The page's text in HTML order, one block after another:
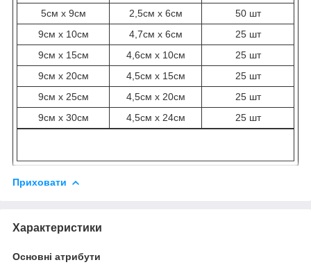
5см х 9см
2,5см х 6см
50 шт
9см х 10см
4,7см х 6см
25 шт
9см х 15см
4,6см х 10см
25 шт
9см х 20см
4,5см х 15см
25 шт
9см х 25см
4,5см х 20см
25 шт
9см х 30см
4,5см х 24см 25 шт
Приховати
Характеристики
Основні атрибути